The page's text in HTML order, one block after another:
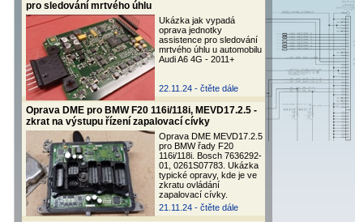
pro sledování mrtvého úhlu
Ukázka jak vypadá
oprava jednotky
assistence pro sledování
mrtvého úhlu u automobilu
Audi A6 4G - 2011+
22.11.24 - čtěte dále
Oprava DME pro BMW F20 116i/118i, MEVD17.2.5 -
zkrat na výstupu řízení zapalovací cívky
Oprava DME MEVD17.2.5
pro BMW řady F20
116i/118i. Bosch 7636292-
01, 0261S07783. Ukázka
typické opravy, kde je ve
zkratu ovládání
zapalovací cívky.
21.11.24 - čtěte dále